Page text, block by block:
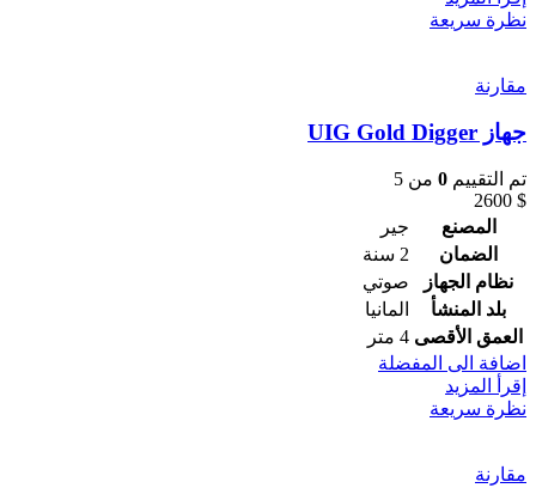
نظرة سريعة
مقارنة
جهاز UIG Gold Digger
تم التقييم 0 من 5
2600 $
المصنع
جير
الضمان
2 سنة
نظام الجهاز
صوتي
بلد المنشأ
المانيا
العمق الأقصى 4 متر
اضافة الى المفضلة
إقرأ المزيد
نظرة سريعة
مقارنة